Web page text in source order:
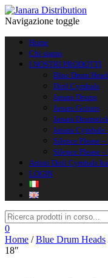
Navigazione toggle
Home
Chi siamo
I NOSTRI PRODOTTI
Blue Drum
Diril Cymbals
Janara Drums
Janara Guitars
Janara
Janara Cymbals
Silence Please
Silence Please
Artisti Diril Cymbals
LOGIN
0
Home /Blue Drum Heads
18″